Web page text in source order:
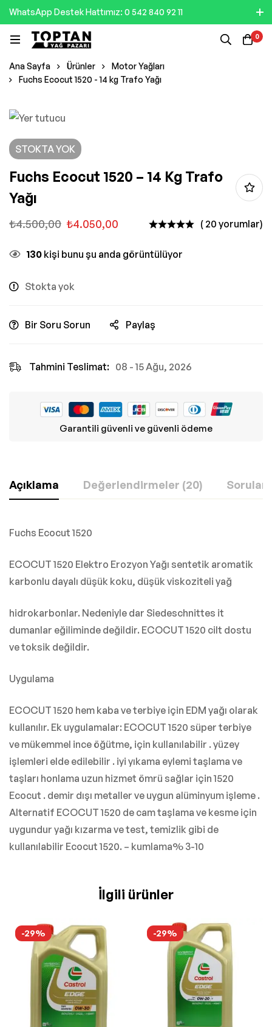
WhatsApp Destek Hattımız: 0 542 840 92 11
0
Ana Sayfa Ürünler
Motor Yağları
Fuchs Ecocut 1520 - 14 kg Trafo Yağı
STOKTA YOK
Fuchs Ecocut 1520 – 14 Kg Trafo
Yağı
₺4.500,00 ₺4.050,00 ( 20 yorumlar)
130 kişi bunu şu anda görüntülüyor
Stokta yok
Bir Soru Sorun Paylaş
Tahmini Teslimat: 08 - 15 Ağu, 2026
Garantili güvenli ve güvenli ödeme
Açıklama Değerlendirmeler (20) Sorular
Fuchs Ecocut 1520
ECOCUT 1520 Elektro Erozyon Yağı sentetik aromatik
karbonlu dayalı düşük koku, düşük viskoziteli yağ
hidrokarbonlar. Nedeniyle dar Siedeschnittes it
dumanlar eğiliminde değildir. ECOCUT 1520 cilt dostu
ve toksik değildir.
Uygulama
ECOCUT 1520 hem kaba ve terbiye için EDM yağı olarak
kullanılır. Ek uygulamalar: ECOCUT 1520 süper terbiye
ve mükemmel ince öğütme, için kullanılabilir . yüzey
işlemleri elde edilebilir . iyi yıkama eylemi taşlama ve
taşları honlama uzun hizmet ömrü sağlar için 1520
Ecocut . demir dışı metaller ve uygun alüminyum işleme .
Alternatif ECOCUT 1520 de cam taşlama ve kesme için
uygundur yağı kızarma ve test, temizlik gibi de
kullanılabilir Ecocut 1520. – kumlama% 3-10
İlgili ürünler
-29% -29%